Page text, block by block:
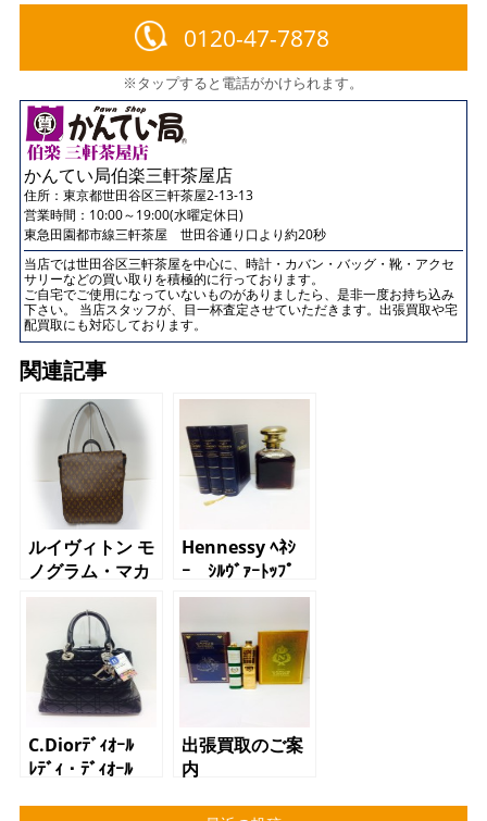
0120-47-7878
※タップすると電話がかけられます。
かんてい局伯楽三軒茶屋店
住所： 東京都世田谷区三軒茶屋2-13-13
営業時間：10:00～19:00(水曜定休日)
東急田園都市線三軒茶屋 世田谷通り口より約20秒
当店では世田谷区三軒茶屋を中心に、時計・カバン・バッグ・靴・アクセ
サリーなどの買い取りを積極的に行っております。
ご自宅でご使用になっていないものがありましたら、是非一度お持ち込み
下さい。 当店スタッフが、目一杯査定させていただきます。出張買取や宅
配買取にも対応しております。
関連記事
ルイヴィトン モ
ノグラム・マカ
サーのメッセン
ジャーGM
Hennessy ﾍﾈｼ
ｰ ｼﾙｳﾞｧｰﾄｯﾌﾟ
ｺﾆｬｯｸ
C.Diorﾃﾞｨｵｰﾙ
ﾚﾃﾞｨ・ﾃﾞｨｵｰﾙ
出張買取のご案
内